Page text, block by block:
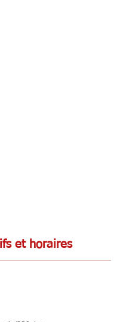
et horaires